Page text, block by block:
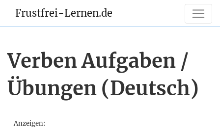
Frustfrei-Lernen.de
Verben Aufgaben /
Übungen (Deutsch)
Anzeigen: